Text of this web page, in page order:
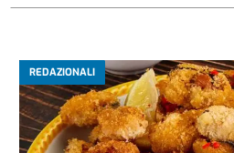
REDAZIONALI